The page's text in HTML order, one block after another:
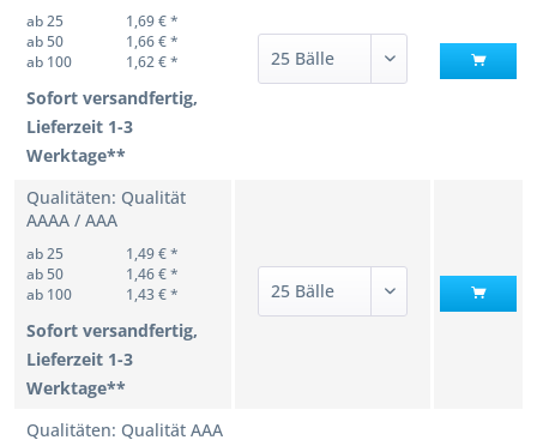
ab 25
1,69 € *
ab 50
1,66 € *
ab 100
1,62 € *
Sofort versandfertig,
Lieferzeit 1-3
Werktage**
Qualitäten: Qualität
AAAA / AAA
ab 25
1,49 € *
ab 50
1,46 € *
ab 100
1,43 € *
Sofort versandfertig,
Lieferzeit 1-3
Werktage**
Qualitäten: Qualität AAA